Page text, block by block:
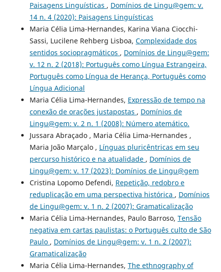
Paisagens Linguísticas , Domínios de Lingu@gem: v.
14 n. 4 (2020): Paisagens Linguísticas
Maria Célia Lima-Hernandes, Karina Viana Ciocchi-
Sassi, Lucilene Rehberg Lisboa, Complexidade dos
sentidos sociopragmáticos , Domínios de Lingu@gem:
v. 12 n. 2 (2018): Português como Língua Estrangeira,
Português como Língua de Herança, Português como
Língua Adicional
Maria Célia Lima-Hernandes, Expressão de tempo na
conexão de orações justapostas , Domínios de
Lingu@gem: v. 2 n. 1 (2008): Número atemático.
Jussara Abraçado , Maria Célia Lima-Hernandes ,
Maria João Marçalo , Línguas pluricêntricas em seu
percurso histórico e na atualidade , Domínios de
Lingu@gem: v. 17 (2023): Domínios de Lingu@gem
Cristina Lopomo Defendi, Repetição, redobro e
reduplicação em uma perspectiva histórica , Domínios
de Lingu@gem: v. 1 n. 2 (2007): Gramaticalização
Maria Célia Lima-Hernandes, Paulo Barroso, Tensão
negativa em cartas paulistas: o Português culto de São
Paulo , Domínios de Lingu@gem: v. 1 n. 2 (2007):
Gramaticalização
Maria Célia Lima-Hernandes, The ethnography of